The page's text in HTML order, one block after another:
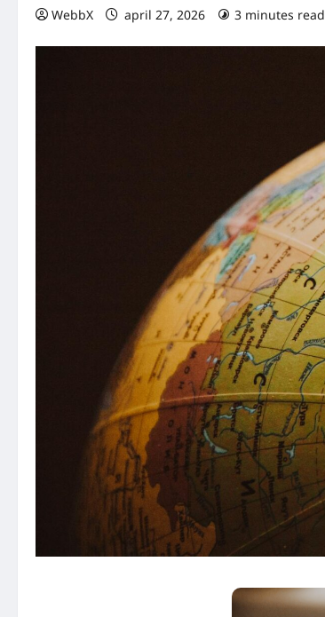
WebbX april 27, 2026 3 minutes read